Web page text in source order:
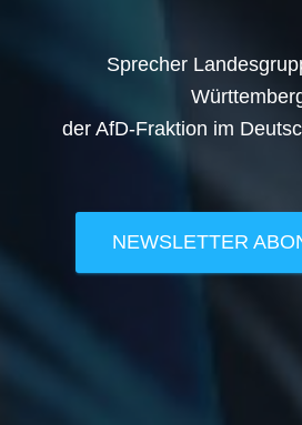
Sprecher
der AfD-Fraktion im
NEWSLETTER